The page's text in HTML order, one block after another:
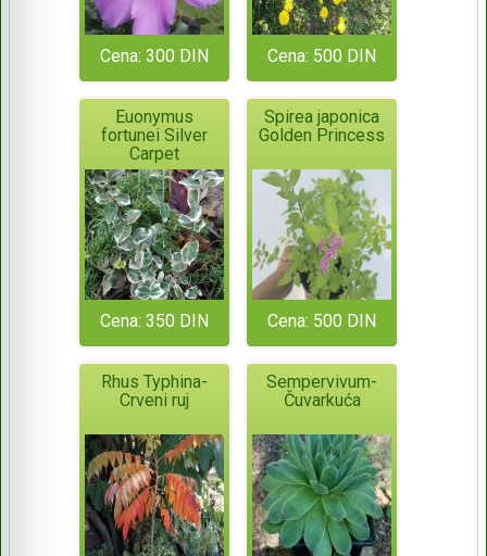
Cena: 300 DIN Cena: 500 DIN
Euonymus
fortunei Silver
Carpet
Cena: 350 DIN
Spirea japonica
Golden Princess
Cena: 500 DIN
Rhus Typhina-
Crveni ruj
Sempervivum-
Čuvarkuća